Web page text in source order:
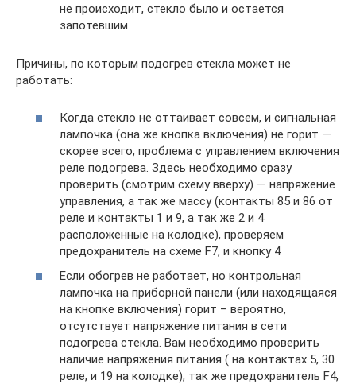
не происходит, стекло было и остается
запотевшим
Причины, по которым подогрев стекла может не
работать:
Когда стекло не оттаивает совсем, и сигнальная
лампочка (она же кнопка включения) не горит —
скорее всего, проблема с управлением включения
реле подогрева. Здесь необходимо сразу
проверить (смотрим схему вверху) — напряжение
управления, а так же массу (контакты 85 и 86 от
реле и контакты 1 и 9, а так же 2 и 4
расположенные на колодке), проверяем
предохранитель на схеме F7, и кнопку 4
Если обогрев не работает, но контрольная
лампочка на приборной панели (или находящаяся
на кнопке включения) горит – вероятно,
отсутствует напряжение питания в сети
подогрева стекла. Вам необходимо проверить
наличие напряжения питания ( на контактах 5, 30
реле, и 19 на колодке), так же предохранитель F4,